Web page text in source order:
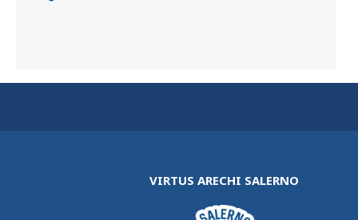
VIRTUS ARECHI SALERNO